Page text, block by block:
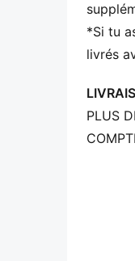
*Si tu
livrés
PLUS